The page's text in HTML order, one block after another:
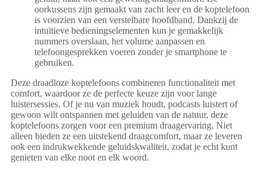
oorkussens zijn gemaakt van zacht leer en de koptelefoon
is voorzien van een verstelbare hoofdband. Dankzij de
intuïtieve bedieningselementen kun je gemakkelijk
nummers overslaan, het volume aanpassen en
telefoongesprekken voeren zonder je smartphone te
gebruiken.
Deze draadloze koptelefoons combineren functionaliteit met
comfort, waardoor ze de perfecte keuze zijn voor lange
luistersessies. Of je nu van muziek houdt, podcasts luistert of
gewoon wilt ontspannen met geluiden van de natuur, deze
koptelefoons zorgen voor een premium draagervaring. Niet
alleen bieden ze een uitstekend draagcomfort, maar ze leveren
ook een indrukwekkende geluidskwaliteit, zodat je echt kunt
genieten van elke noot en elk woord.